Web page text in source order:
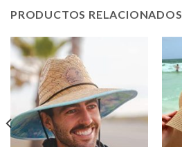
PRODUCTOS RELACIONADOS